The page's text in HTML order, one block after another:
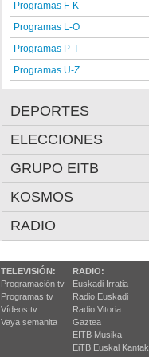
Programas F-K
Programas L-O
Programas P-T
Programas U-Z
DEPORTES
ELECCIONES
GRUPO EITB
KOSMOS
RADIO
TELEVISIÓN:
Programación tv
Programas tv
Vídeos tv
Vaya semanita
RADIO:
Euskadi Irratia
Radio Euskadi
Radio Vitoria
Gaztea
EITB Musika
EiTB Euskal Kantak